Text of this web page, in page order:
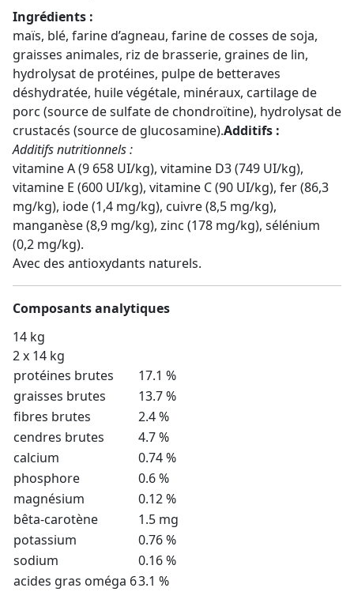
Ingrédients :
maïs, blé, farine d’agneau, farine de cosses de soja,
graisses animales, riz de brasserie, graines de lin,
hydrolysat de protéines, pulpe de betteraves
déshydratée, huile végétale, minéraux, cartilage de
porc (source de sulfate de chondroïtine), hydrolysat de
crustacés (source de glucosamine).Additifs :
Additifs nutritionnels :
vitamine A (9 658 UI/kg), vitamine D3 (749 UI/kg),
vitamine E (600 UI/kg), vitamine C (90 UI/kg), fer (86,3
mg/kg), iode (1,4 mg/kg), cuivre (8,5 mg/kg),
manganèse (8,9 mg/kg), zinc (178 mg/kg), sélénium
(0,2 mg/kg).
Avec des antioxydants naturels.
Composants analytiques
14 kg
2 x 14 kg
protéines brutes
17.1 %
graisses brutes
13.7 %
fibres brutes
2.4 %
cendres brutes
4.7 %
calcium
0.74 %
phosphore
0.6 %
magnésium
0.12 %
bêta-carotène
1.5 mg
potassium
0.76 %
sodium
0.16 %
acides gras oméga 63.1 %